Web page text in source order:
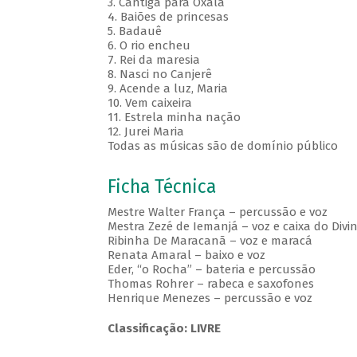
4. Baiões de princesas
5. Badauê
6. O rio encheu
7. Rei da maresia
8. Nasci no Canjerê
9. Acende a luz, Maria
10. Vem caixeira
11. Estrela minha nação
12. Jurei Maria
Todas as músicas são de domínio público
Ficha Técnica
Mestre Walter França – percussão e voz
Mestra Zezé de Iemanjá – voz e caixa do
Ribinha De Maracanã – voz e maracá
Renata Amaral – baixo e voz
Eder, “o Rocha” – bateria e percussão
Thomas Rohrer – rabeca e saxofones
Henrique Menezes – percussão e voz
Classificação: LIVRE